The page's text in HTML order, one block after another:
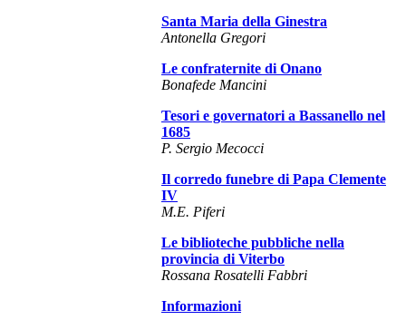
Santa Maria della Ginestra
Antonella Gregori
Le confraternite di Onano
Bonafede Mancini
Tesori e governatori a Bassanello nel
1685
P. Sergio Mecocci
Il corredo funebre di Papa Clemente
IV
M.E. Piferi
Le biblioteche pubbliche nella
provincia di Viterbo
Rossana Rosatelli Fabbri
Informazioni